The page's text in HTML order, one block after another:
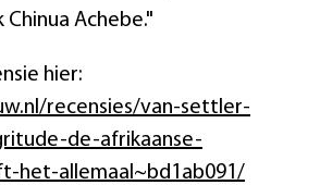
Chinua Achebe."
hier:
recensies/van-settler-
de-afrikaanse-
het-allemaal~bd1ab091/